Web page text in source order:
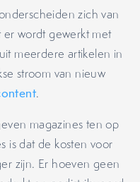
zich van
er wordt gewerkt met
meerdere artikelen in
stroom van nieuw
.
magazines ten op
is dat de kosten voor
zijn. Er hoeven geen